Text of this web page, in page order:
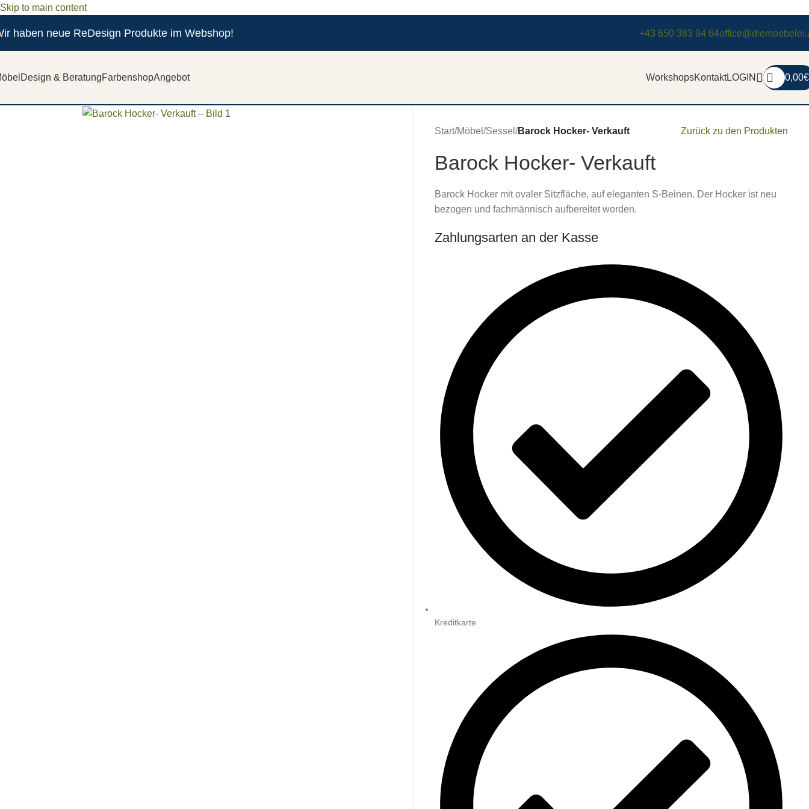
Skip to main content
haben neue ReDesign Produkte im Webshop! +43 650 383 94 64
Design & BeratungFarbenshopAngebot WorkshopsKontaktLOGIN 0,00€
Start/Möbel /Sessel /Barock Hocker- Verkauft Zurück zu den Produkten
Barock Hocker- Verkauft
Barock Hocker mit ovaler Sitzfläche, auf eleganten S-Beinen. Der Hocker ist neu
bezogen und fachmännisch aufbereitet worden.
Zahlungsarten an der Kasse
Kreditkarte